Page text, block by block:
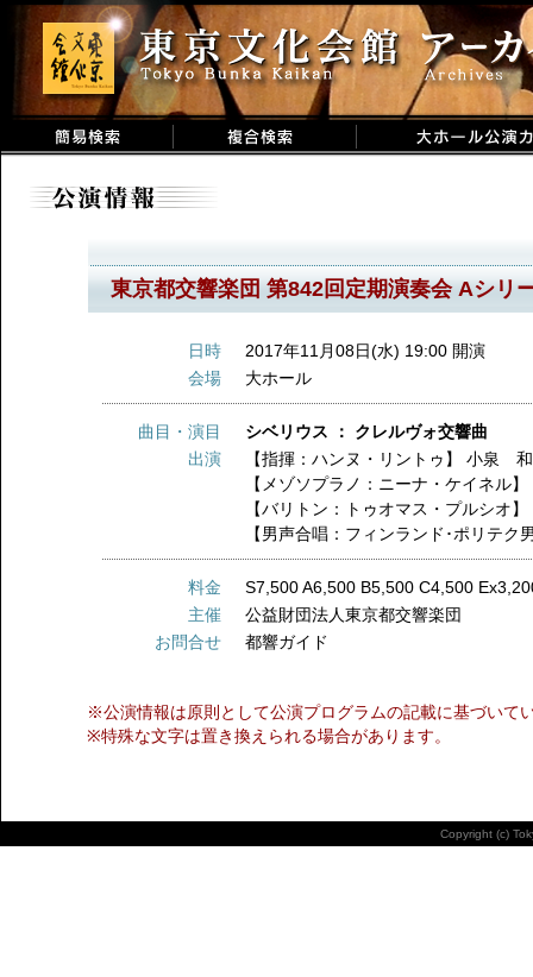
東京都交響楽団 第842回定期演奏会 Aシリ
日時
2017年11月08日(水) 19:00 開演
会場
大ホール
曲目・演目
シベリウス ： クレルヴォ交響曲
出演
【指揮：ハンヌ・リントゥ】小泉
【メゾソプラノ：ニーナ・ケイネル】
【バリトン：トゥオマス・プルシオ】
【男声合唱：フィンランド･ポリテク
料金
S7,500 A6,500 B5,500 C4,500
主催
公益財団法人東京都交響楽団
お問合せ
都響ガイド
※公演情報は原則として公演プログラムの記載に基づいて
※特殊な文字は置き換えられる場合があります。
Copyright (c)